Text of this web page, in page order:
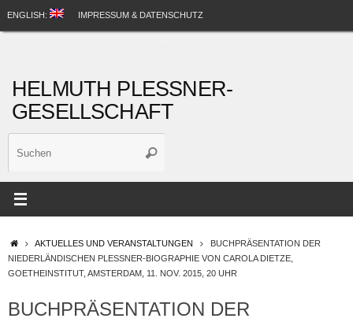
ENGLISH: IMPRESSUM & DATENSCHUTZ
HELMUTH PLESSNER-
GESELLSCHAFT
Suchen
STARTSEITE
AKTUELLES UND VERANSTALTUNGEN
BUCHPRÄSENTATION DER
NIEDERLÄNDISCHEN PLESSNER-BIOGRAPHIE VON CAROLA DIETZE,
GOETHEINSTITUT, AMSTERDAM, 11. NOV. 2015, 20 UHR
BUCHPRÄSENTATION DER